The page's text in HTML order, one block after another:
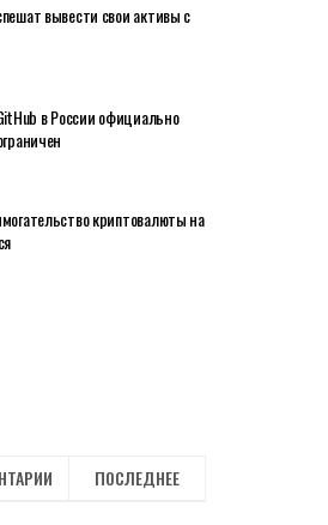
вывести свои активы с
в России официально
криптовалюты на
ПОСЛЕДНЕЕ